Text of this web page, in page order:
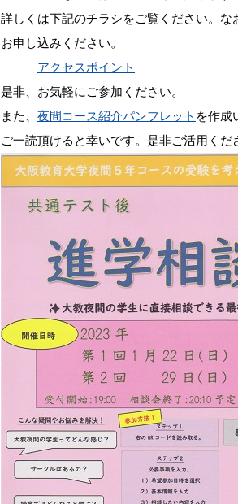
詳しくは下記のチラシをご覧ください。
お申し込みください。
アクセスポイント
是非、お気軽にご参加ください。
また、 夜間コース紹介パンフレット を作成
ご一読頂けると幸いです。是非ご活用くだ